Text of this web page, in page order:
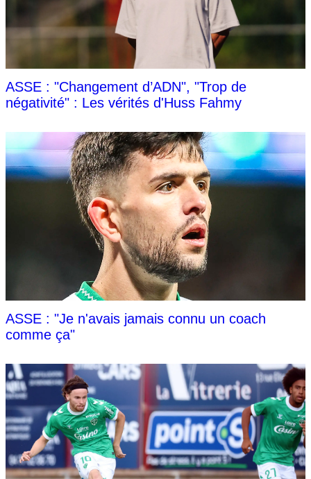
ASSE : "Changement d’ADN", "Trop de
négativité" : Les vérités d'Huss Fahmy
ASSE : "Je n'avais jamais connu un coach
comme ça"